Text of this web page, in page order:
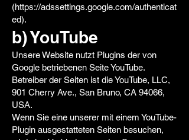
(https://adssettings.google.com/authenticat
ed).
b) YouTube
Unsere Website nutzt Plugins der von
Google betriebenen Seite YouTube.
Betreiber der Seiten ist die YouTube, LLC,
901 Cherry Ave., San Bruno, CA 94066,
USA.
Wenn Sie eine unserer mit einem YouTube-
Plugin ausgestatteten Seiten besuchen,